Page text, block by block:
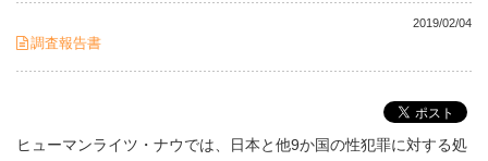
2019/02/04
調査報告書
ヒューマンライツ・ナウでは、日本と他9か国の性犯罪に対する処